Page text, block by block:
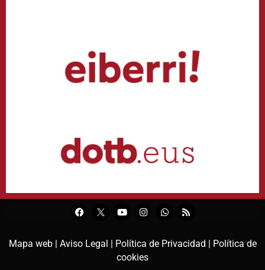
Mapa web | Aviso Legal | Política de Privacidad | Política de
cookies